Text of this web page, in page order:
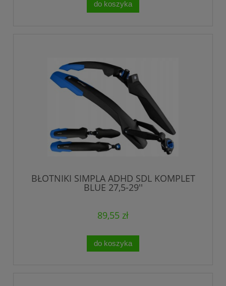
do koszyka
BŁOTNIKI SIMPLA ADHD SDL KOMPLET
BLUE 27,5-29''
89,55 zł
do koszyka